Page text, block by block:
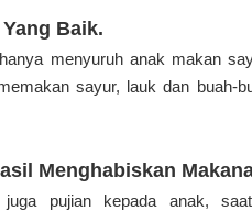
Baik.
menyuruh anak makan
sayur, lauk dan buah-
Menghabiskan
pujian kepada anak,